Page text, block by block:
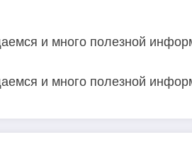
и много полезной
и много полезной